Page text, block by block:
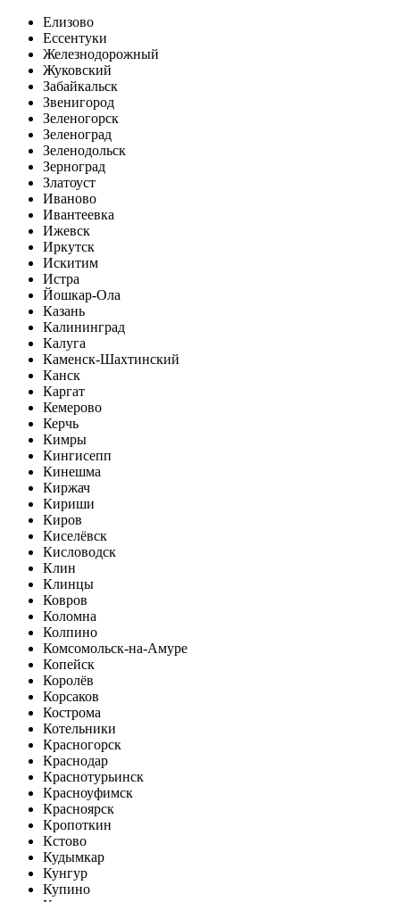
Елизово
Ессентуки
Железнодорожный
Жуковский
Забайкальск
Звенигород
Зеленогорск
Зеленоград
Зеленодольск
Зерноград
Златоуст
Иваново
Ивантеевка
Ижевск
Иркутск
Искитим
Истра
Йошкар-Ола
Казань
Калининград
Калуга
Каменск-Шахтинский
Канск
Каргат
Кемерово
Керчь
Кимры
Кингисепп
Кинешма
Киржач
Кириши
Киров
Киселёвск
Кисловодск
Клин
Клинцы
Ковров
Коломна
Колпино
Комсомольск-на-Амуре
Копейск
Королёв
Корсаков
Кострома
Котельники
Красногорск
Краснодар
Краснотурьинск
Красноуфимск
Красноярск
Кропоткин
Кстово
Кудымкар
Кунгур
Купино